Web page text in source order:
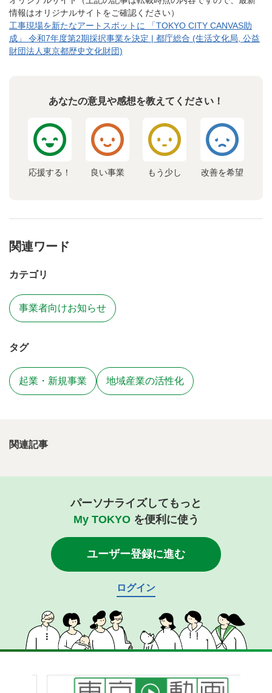
情報はオリジナルサイトをご確認ください）
工事現場を新たなアートスポットに 「TOKYO CITY CANVAS助
成」 令和7年度第2期採択事業を決定 | 都庁総合 (生活文化局, 公益
財団法人東京都歴史文化財団)
あなたの意見や感想を教えてください！
応援する！ 良い事業 もう少し 改善を希望
関連ワード
カテゴリ
事業者向けお知らせ
タグ
起業・新規事業 地域産業の活性化
関連記事
パーソナライズしてもっと
My TOKYOを便利に使う
ユーザー登録に進む
ログイン